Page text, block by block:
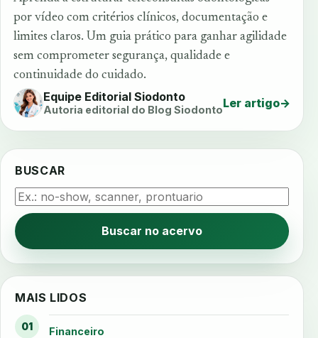
por vídeo com critérios clínicos, documentação e
limites claros. Um guia prático para ganhar agilidade
sem comprometer segurança, qualidade e
continuidade do cuidado.
Equipe Editorial Siodonto
Autoria editorial do Blog SiodontoLer artigo→
BUSCAR
Buscar no acervo
MAIS LIDOS
01 Financeiro